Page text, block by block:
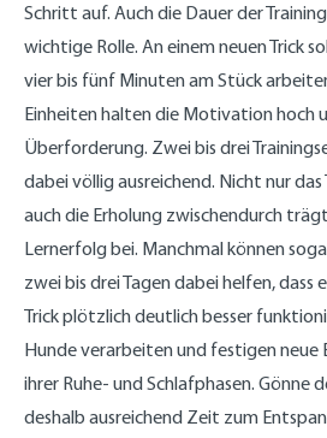
Schritt auf. Auch die Dauer der
wichtige Rolle. An einem neuen Trick
vier bis fünf Minuten am Stück
Einheiten halten die Motivation hoch
Überforderung. Zwei bis drei
dabei völlig ausreichend. Nicht nur
auch die Erholung zwischendurch
Lernerfolg bei. Manchmal können
zwei bis drei Tagen dabei helfen, dass
Trick plötzlich deutlich besser
Hunde verarbeiten und festigen neue
ihrer Ruhe- und Schlafphasen. Gönne
deshalb ausreichend Zeit zum